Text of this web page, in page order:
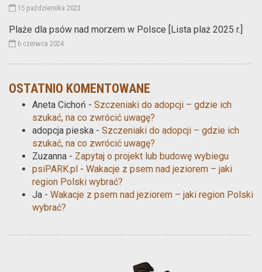
15 października 2023
Plaże dla psów nad morzem w Polsce [Lista plaż 2025 r.]
6 czerwca 2024
OSTATNIO KOMENTOWANE
Aneta Cichoń - Szczeniaki do adopcji – gdzie ich
szukać, na co zwrócić uwagę?
adopcja pieska - Szczeniaki do adopcji – gdzie ich
szukać, na co zwrócić uwagę?
Zuzanna - Zapytaj o projekt lub budowę wybiegu
psiPARK.pl - Wakacje z psem nad jeziorem – jaki
region Polski wybrać?
Ja - Wakacje z psem nad jeziorem – jaki region Polski
wybrać?